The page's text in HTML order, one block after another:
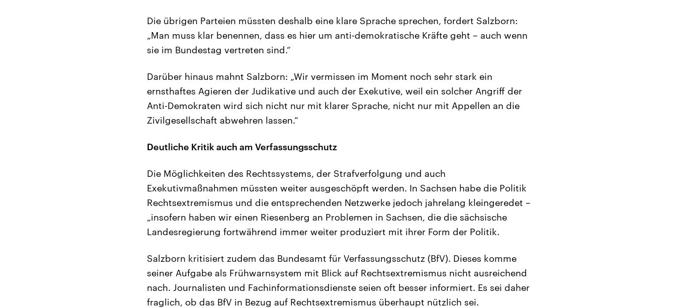
Die übrigen Parteien müssten deshalb eine klare Sprache sprechen, fordert Salzborn:
„Man muss klar benennen, dass es hier um anti-demokratische Kräfte geht – auch wenn
sie im Bundestag vertreten sind.“
Darüber hinaus mahnt Salzborn: „Wir vermissen im Moment noch sehr stark ein
ernsthaftes Agieren der Judikative und auch der Exekutive, weil ein solcher Angriff der
Anti-Demokraten wird sich nicht nur mit klarer Sprache, nicht nur mit Appellen an die
Zivilgesellschaft abwehren lassen.“
Deutliche Kritik auch am Verfassungsschutz
Die Möglichkeiten des Rechtssystems, der Strafverfolgung und auch
Exekutivmaßnahmen müssten weiter ausgeschöpft werden. In Sachsen habe die Politik
Rechtsextremismus und die entsprechenden Netzwerke jedoch jahrelang kleingeredet –
„insofern haben wir einen Riesenberg an Problemen in Sachsen, die die sächsische
Landesregierung fortwährend immer weiter produziert mit ihrer Form der Politik.
Salzborn kritisiert zudem das Bundesamt für Verfassungsschutz (BfV). Dieses komme
seiner Aufgabe als Frühwarnsystem mit Blick auf Rechtsextremismus nicht ausreichend
nach. Journalisten und Fachinformationsdienste seien oft besser informiert. Es sei daher
fraglich, ob das BfV in Bezug auf Rechtsextremismus überhaupt nützlich sei.